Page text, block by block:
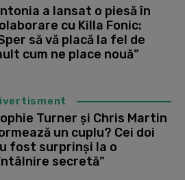
a lansat o piesă în
cu Killa Fonic:
să vă placă la fel de
cum ne place nouă”
Turner și Chris Martin
un cuplu? Cei doi
fost surprinși la o
secretă”